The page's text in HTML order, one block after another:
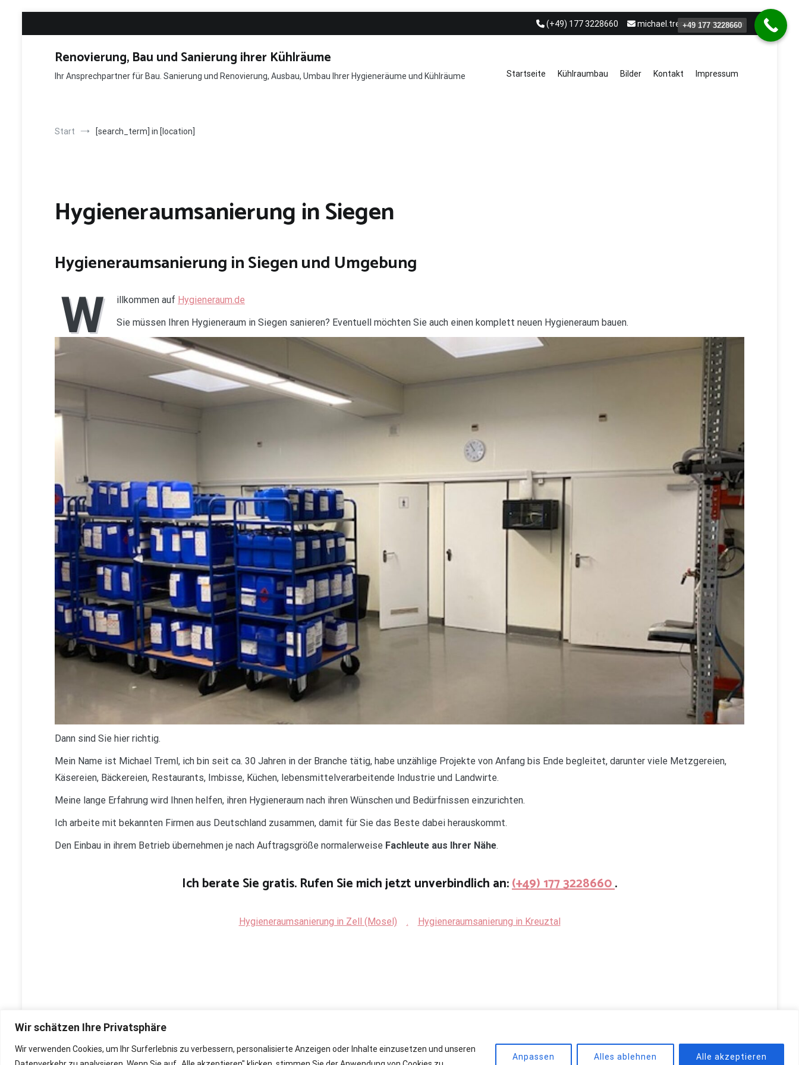
Wir schätzen Ihre Privatsphäre
Wir verwenden Cookies, um Ihr Surferlebnis zu verbessern, personalisierte Anzeigen oder Inhalte einzusetzen und unseren
Anpassen Alles ablehnen Alle akzeptieren
(+49) 177 3228660 michael.treml.b@t-online.de
Renovierung, Bau und Sanierung ihrer Kühlräume
Ihr Ansprechpartner für Bau. Sanierung und Renovierung, Ausbau, Umbau Ihrer Hygieneräume und Kühlräume Startseite Kühlraumbau Bilder Kontakt Impressum
Start [search_term] in [location]
Hygieneraumsanierung in Siegen
Hygieneraumsanierung in Siegen und Umgebung
W illkommen auf Hygieneraum.de
Sie müssen Ihren Hygieneraum in Siegen sanieren? Eventuell möchten Sie auch einen komplett neuen Hygieneraum bauen.
Dann sind Sie hier richtig.
Mein Name ist Michael Treml, ich bin seit ca. 30 Jahren in der Branche tätig, habe unzählige Projekte von Anfang bis Ende begleitet, darunter viele Metzgereien,
Käsereien, Bäckereien, Restaurants, Imbisse, Küchen, lebensmittelverarbeitende Industrie und Landwirte.
Meine lange Erfahrung wird Ihnen helfen, ihren Hygieneraum nach ihren Wünschen und Bedürfnissen einzurichten.
Ich arbeite mit bekannten Firmen aus Deutschland zusammen, damit für Sie das Beste dabei herauskommt.
Den Einbau in ihrem Betrieb übernehmen je nach Auftragsgröße normalerweise Fachleute aus Ihrer Nähe.
Ich berate Sie gratis. Rufen Sie mich jetzt unverbindlich an:(+49) 177 3228660.
Hygieneraumsanierung in Zell (Mosel) Hygieneraumsanierung in Kreuztal
Copyright © 2026Renovierung, Bau und Sanierung ihrer Kühlräume. All rights reserved. Theme:Cenoteby ThemeGrill. Powered by
+49 177 3228660